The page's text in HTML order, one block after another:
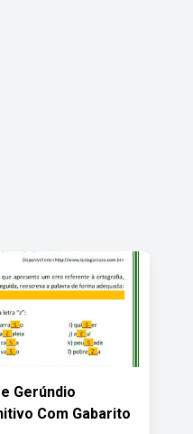
Gerúndio
Com Gabarito